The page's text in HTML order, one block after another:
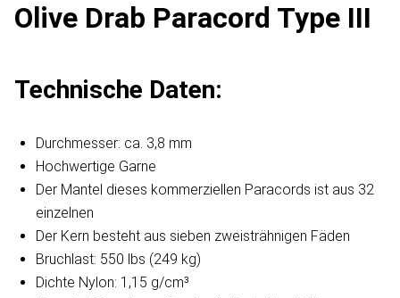
Olive Drab Paracord Type III
Technische Daten:
Durchmesser: ca. 3,8 mm
Hochwertige Garne
Der Mantel dieses kommerziellen Paracords ist aus 32
einzelnen
Der Kern besteht aus sieben zweisträhnigen Fäden
Bruchlast: 550 lbs (249 kg)
Dichte Nylon: 1,15 g/cm³